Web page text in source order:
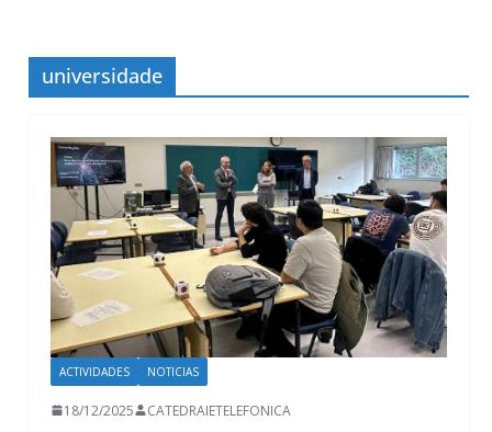
universidade
ACTIVIDADES NOTICIAS
18/12/2025 CATEDRAIETELEFONICA